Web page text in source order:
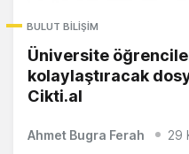
BULUT BILIŞIM
Üniversite
kolaylaştıracak
Cikti.al
Ahmet Bugra Ferah 29